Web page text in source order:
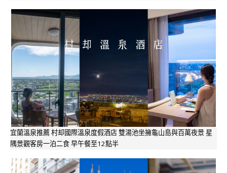
宜蘭溫泉推薦 村却國際溫泉度假酒店 雙湯池坐擁龜山島與百萬夜景 星
隅景觀客房一泊二食 早午餐至12點半